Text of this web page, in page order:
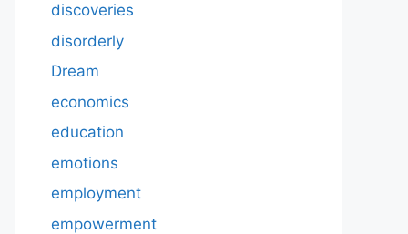
discoveries
disorderly
Dream
economics
education
emotions
employment
empowerment